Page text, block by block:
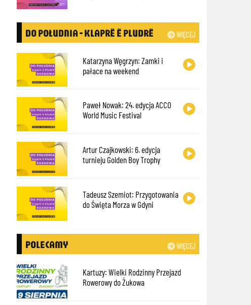
WIĘCEJ
DO POŁUDNIA - KLAPRË Ë PLUDRË
Katarzyna Węgrzyn: Zamki i
pałace na weekend
Paweł Nowak: 24. edycja ACCO
World Music Festival
Artur Czajkowski: 6. edycja
turnieju Golden Boy Trophy
Tadeusz Szemiot: Przygotowania
do Święta Morza w Gdyni
WIĘCEJ
POLECAMY
Kartuzy: Wielki Rodzinny Przejazd
Rowerowy do Żukowa